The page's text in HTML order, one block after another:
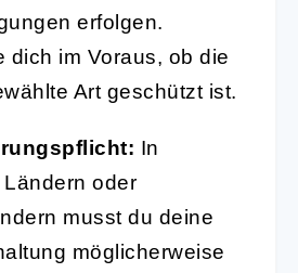
erfolgen.
dich im Voraus, ob die
Art geschützt ist.
In
oder
musst du deine
möglicherweise